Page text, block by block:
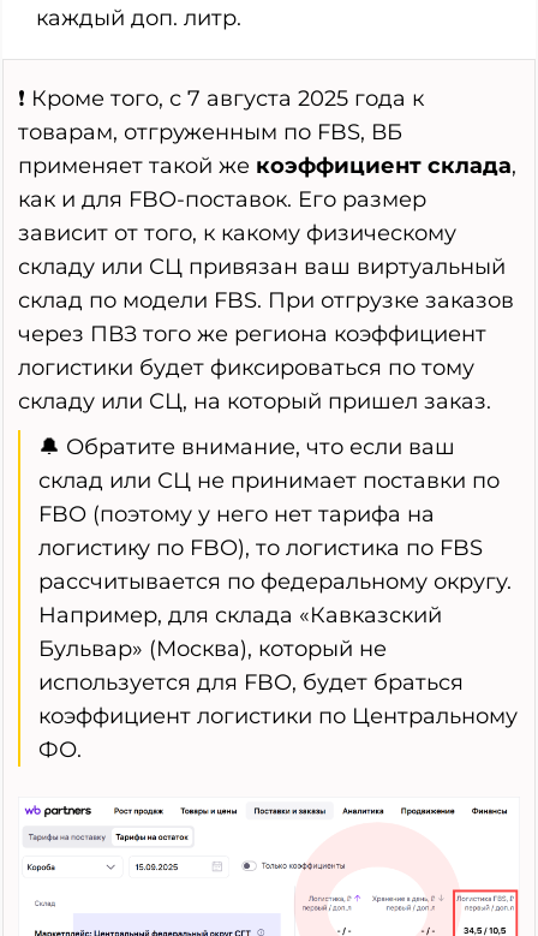
каждый доп. литр.
❗ Кроме того, с 7 августа 2025 года к
товарам, отгруженным по FBS, ВБ
применяет такой же коэффициент склада,
как и для FBO-поставок. Его размер
зависит от того, к какому физическому
складу или СЦ привязан ваш виртуальный
склад по модели FBS. При отгрузке заказов
через ПВЗ того же региона коэффициент
логистики будет фиксироваться по тому
складу или СЦ, на который пришел заказ.
🔔 Обратите внимание, что если ваш
склад или СЦ не принимает поставки по
FBO (поэтому у него нет тарифа на
логистику по FBO), то логистика по FBS
рассчитывается по федеральному округу.
Например, для склада «Кавказский
Бульвар» (Москва), который не
используется для FBO, будет браться
коэффициент логистики по Центральному
ФО.